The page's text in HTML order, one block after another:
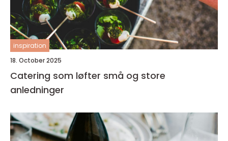
inspiration
18. October 2025
Catering som løfter små og store
anledninger